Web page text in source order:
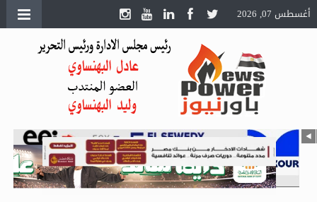
أغسطس 07, 2026